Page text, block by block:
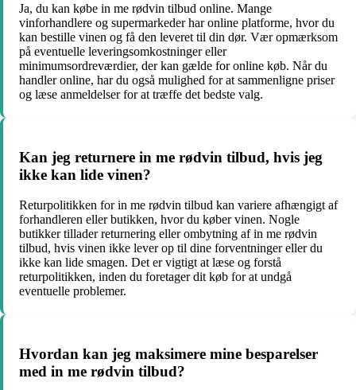
Ja, du kan købe in me rødvin tilbud online. Mange
vinforhandlere og supermarkeder har online platforme, hvor du
kan bestille vinen og få den leveret til din dør. Vær opmærksom
på eventuelle leveringsomkostninger eller
minimumsordreværdier, der kan gælde for online køb. Når du
handler online, har du også mulighed for at sammenligne priser
og læse anmeldelser for at træffe det bedste valg.
Kan jeg returnere in me rødvin tilbud, hvis jeg
ikke kan lide vinen?
Returpolitikken for in me rødvin tilbud kan variere afhængigt af
forhandleren eller butikken, hvor du køber vinen. Nogle
butikker tillader returnering eller ombytning af in me rødvin
tilbud, hvis vinen ikke lever op til dine forventninger eller du
ikke kan lide smagen. Det er vigtigt at læse og forstå
returpolitikken, inden du foretager dit køb for at undgå
eventuelle problemer.
Hvordan kan jeg maksimere mine besparelser
med in me rødvin tilbud?